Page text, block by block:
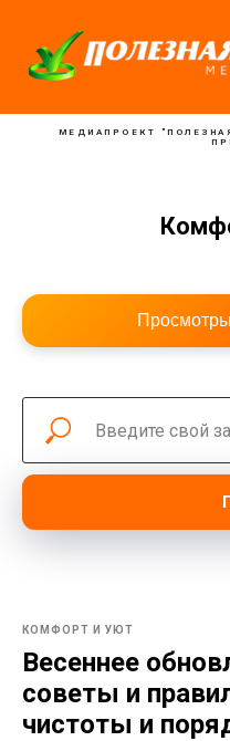
МЕДИАПРОЕКТ
КОМФОРТ И УЮТ
Весеннее
советы и
чистоты и